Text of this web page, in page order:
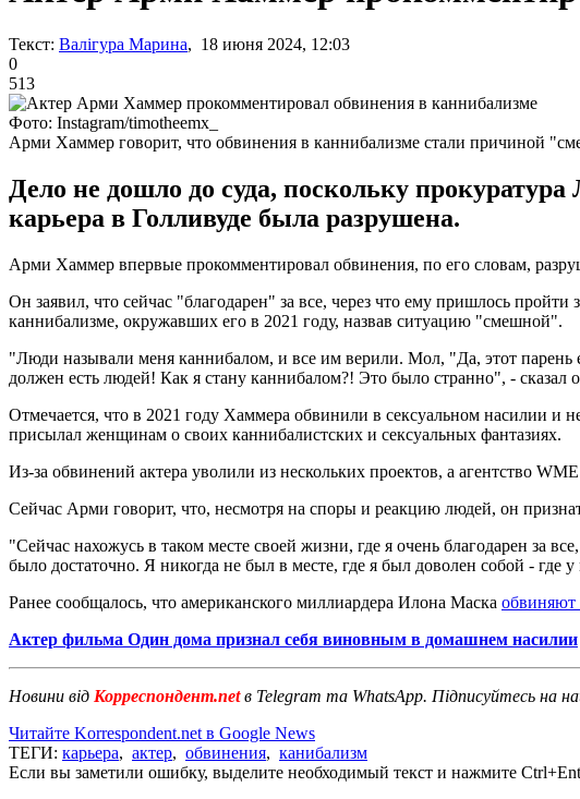
Текст: Валігура Марина, 18 июня 2024, 12:03
0
513
Фото: Instagram/timotheemx_
Арми Хаммер говорит, что обвинения в каннибализме стали причиной
Дело не дошло до суда, поскольку
карьера в Голливуде была разрушена.
Арми Хаммер впервые прокомментировал обвинения, по его словам,
Он заявил, что сейчас "благодарен" за все, через что ему пришлось
каннибализме, окружавших его в 2021 году, назвав ситуацию "смешной".
"Люди называли меня каннибалом, и все им верили. Мол, "Да, этот
должен есть людей! Как я стану каннибалом?! Это было странно", - сказал
Отмечается, что в 2021 году Хаммера обвинили в сексуальном насилии
присылал женщинам о своих каннибалистских и сексуальных фантазиях.
Из-за обвинений актера уволили из нескольких проектов, а агентство
Сейчас Арми говорит, что, несмотря на споры и реакцию людей, он
"Сейчас нахожусь в таком месте своей жизни, где я очень благодарен за
было достаточно. Я никогда не был в месте, где я был доволен собой - где
Ранее сообщалось, что американского миллиардера Илона Маска обвиняют
Актер фильма Один дома признал себя виновным в домашнем насилии
Новини від Корреспондент.netв Telegram та WhatsApp. Підписуйтесь на
Читайте Korrespondent.net в Google News
ТЕГИ: карьера, актер, обвинения, канибализм
Если вы заметили ошибку, выделите необходимый текст и нажмите